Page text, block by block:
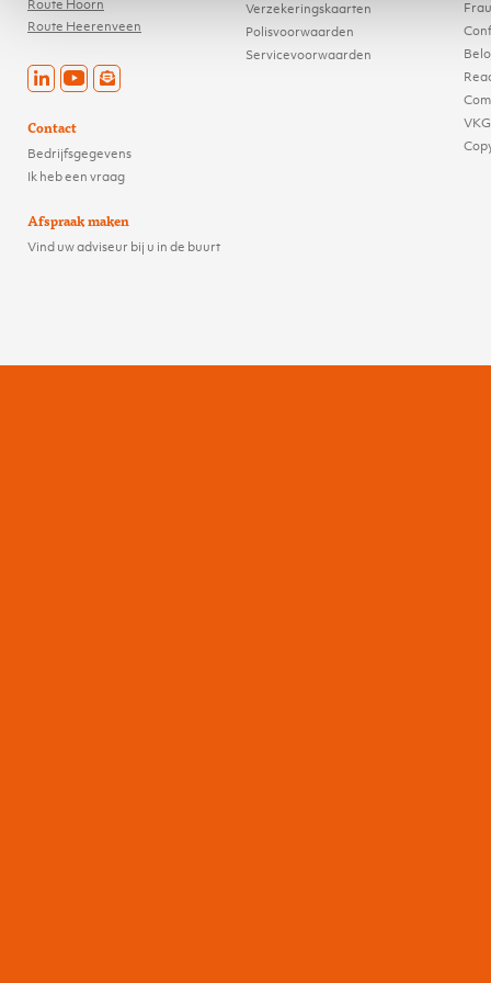
Route Hoorn
Route Heerenveen
Verzekeringskaarten
Polisvoorwaarden
Servicevoorwaarden
Contact
Bedrijfsgegevens
Ik heb een vraag
Afspraak maken
Vind uw adviseur bij u in de buurt